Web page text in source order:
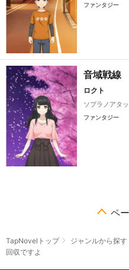
ファンタジー
音域戦線
ロクト
ソプラノアタ
ファンタジー
ペ
TapNovelトップ ジャンルから探す
回収ですよ